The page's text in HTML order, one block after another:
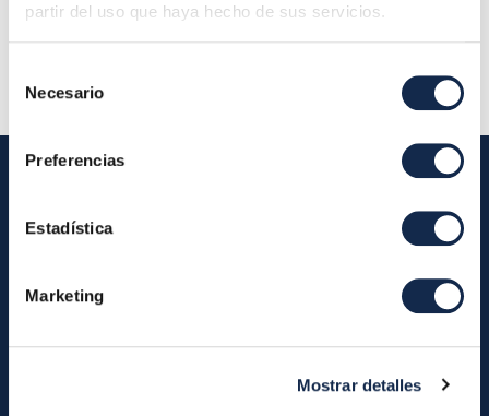
partir del uso que haya hecho de sus servicios.
Necesario
Preferencias
Estadística
Marketing
Mostrar detalles
Descripción:
Iberpay
Annual Reports
Instant Credit Transfers